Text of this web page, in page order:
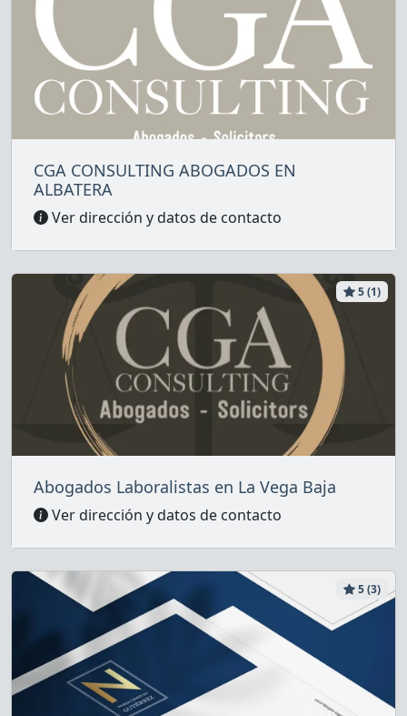
CGA CONSULTING ABOGADOS EN
ALBATERA
Ver dirección y datos de contacto
5 (1)
Abogados Laboralistas en La Vega Baja
Ver dirección y datos de contacto
5 (3)